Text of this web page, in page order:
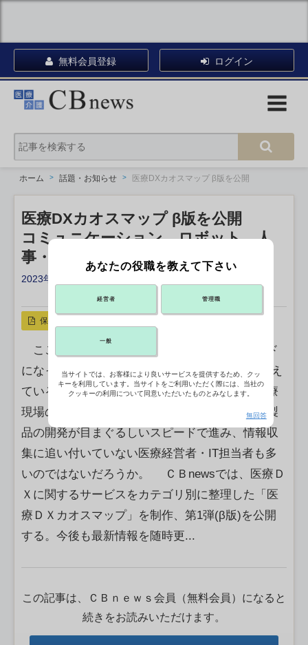
無料会員登録 ログイン
ホーム 話題・お知らせ 医療DXカオスマップ β版を公開
医療DXカオスマップ β版を公開
コミュニケーション、ロボット、人
事・総務…
2023年03月31日 17:30
X ポスト
保存
ここ数年で医療業界でも頻繁に耳にするワード
になった「DX」。医療現場での導入も徐々に増え
ている一方、サービスを提供する企業側では医療
現場の生産性向上につながる新たなサービス・製
品の開発が目まぐるしいスピードで進み、情報収
集に追い付いていない医療経営者・IT担当者も多
いのではないだろうか。 ＣＢnewsでは、医療Ｄ
Ｘに関するサービスをカテゴリ別に整理した「医
療ＤＸカオスマップ」を制作、第1弾(β版)を公開
する。今後も最新情報を随時更...
この記事は、ＣＢｎｅｗｓ会員（無料会員）になると
続きをお読みいただけます。
あなたの役職を教えて下さい
経営者 管理職
一般
当サイトでは、お客様により良いサービスを提供するため、クッ
キーを利用しています。当サイトをご利用いただく際には、当社の
クッキーの利用について同意いただいたものとみなします。
無回答